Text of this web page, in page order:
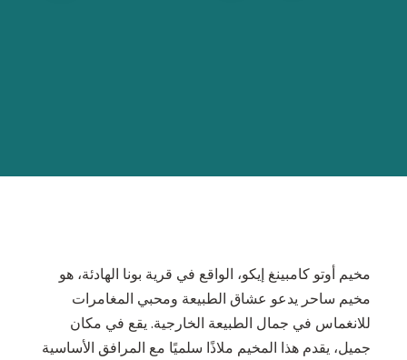
مخيم أوتو كامبينغ إيكو، الواقع في قرية بونا الهادئة، هو
مخيم ساحر يدعو عشاق الطبيعة ومحبي المغامرات
للانغماس في جمال الطبيعة الخارجية. يقع في مكان
جميل، يقدم هذا المخيم ملاذًا سلميًا مع المرافق الأساسية